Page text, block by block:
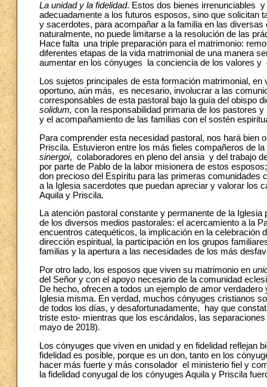
La unidad y la fidelidad. Estos dos bienes irrenunciables
adecuadamente a los futuros esposos, sino que solicitan
y sacerdotes, para acompañar a la familia en las
naturalmente, no puede limitarse a la resolución de las
Hace falta una triple preparación para el matrimonio:
diferentes etapas de la vida matrimonial de una manera
aumentar en los cónyuges la conciencia de los valores
Los sujetos principales de esta formación matrimonial,
oportuno, aún más, es necesario, involucrar a las
corresponsables de esta pastoral bajo la guía del obispo
solidum, con la responsabilidad primaria de los pastores
y el acompañamiento de las familias con el sostén
Para comprender esta necesidad pastoral, nos hará bien
Priscila. Estuvieron entre los más fieles compañeros de
sinergoi, colaboradores en pleno del ansia y del trabajo
por parte de Pablo de la labor misionera de estos
don precioso del Espíritu para las primeras
a la Iglesia sacerdotes que puedan apreciar y valorar los
Aquila y Priscila.
La atención pastoral constante y permanente de la
de los diversos medios pastorales: el acercamiento a la
encuentros catequéticos, la implicación en la
dirección espiritual, la participación en los grupos
familias y la apertura a las necesidades de los más
Por otro lado, los esposos que viven su matrimonio en
del Señor y con el apoyo necesario de la comunidad
De hecho, ofrecen a todos un ejemplo de amor
Iglesia misma. En verdad, muchos cónyuges cristianos
de todos los días, y desafortunadamente, hay que
triste esto- mientras que los escándalos, las
mayo de 2018).
Los cónyuges que viven en unidad y en fidelidad reflejan
fidelidad es posible, porque es un don, tanto en los
hacer más fuerte y más consolador el ministerio fiel y
la fidelidad conyugal de los cónyuges Aquila y Priscila